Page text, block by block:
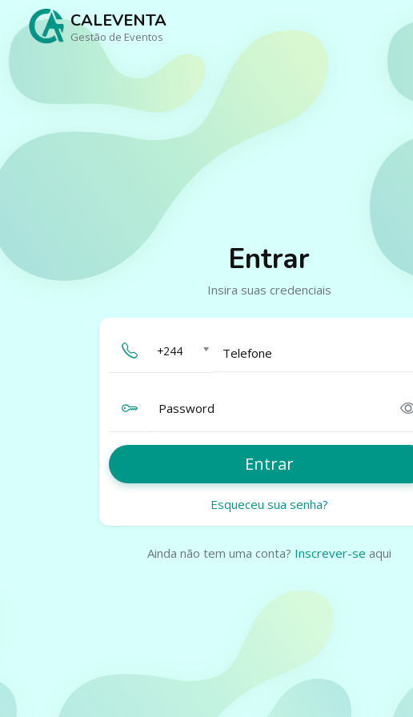
CALEVENTA
Gestão de Eventos
Entrar
Insira suas credenciais
+244 Telefone
Password
Entrar
Esqueceu sua senha?
Ainda não tem uma conta? Inscrever-se aqui
EVENTOS
Crie eventos profissionais em
minutos
complicações